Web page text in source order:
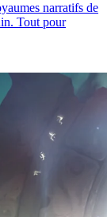
narratifs de
Tout pour